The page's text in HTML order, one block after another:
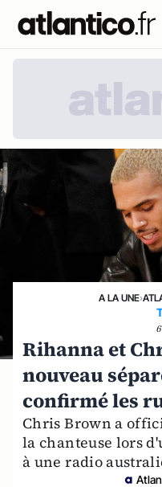
A LA UNE›
Rihanna et
nouveau
confirmé les
Chris Brown a
la chanteuse lors
à une radio